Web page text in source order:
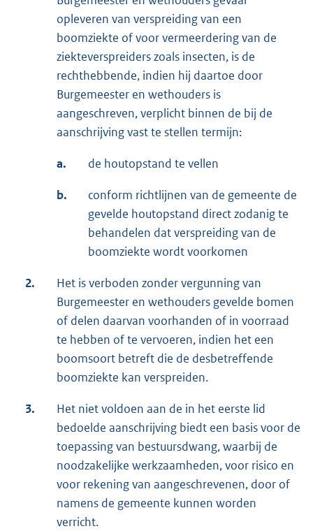
opleveren van verspreiding van een
boomziekte of voor vermeerdering van de
ziekteverspreiders zoals insecten, is de
rechthebbende, indien hij daartoe door
Burgemeester en wethouders is
aangeschreven, verplicht binnen de bij de
aanschrijving vast te stellen termijn:
a. de houtopstand te vellen
b.
conform richtlijnen van de gemeente de
gevelde houtopstand direct zodanig te
behandelen dat verspreiding van de
boomziekte wordt voorkomen
2.
Het is verboden zonder vergunning van
Burgemeester en wethouders gevelde bomen
of delen daarvan voorhanden of in voorraad
te hebben of te vervoeren, indien het een
boomsoort betreft die de desbetreffende
boomziekte kan verspreiden.
3.
Het niet voldoen aan de in het eerste lid
bedoelde aanschrijving biedt een basis voor de
toepassing van bestuursdwang, waarbij de
noodzakelijke werkzaamheden, voor risico en
voor rekening van aangeschrevenen, door of
namens de gemeente kunnen worden
verricht.